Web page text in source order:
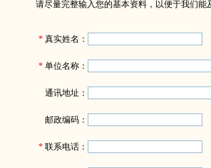
请尽量完整输入您的基本资料，以便于我们能
* 真实姓名：
* 单位名称：
通讯地址：
邮政编码：
* 联系电话：